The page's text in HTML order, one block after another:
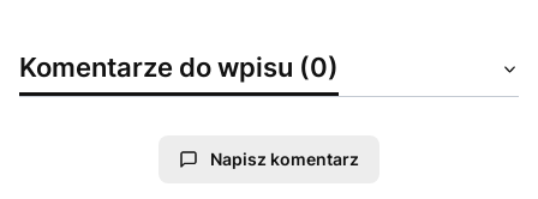
Komentarze do wpisu (0)
Napisz komentarz